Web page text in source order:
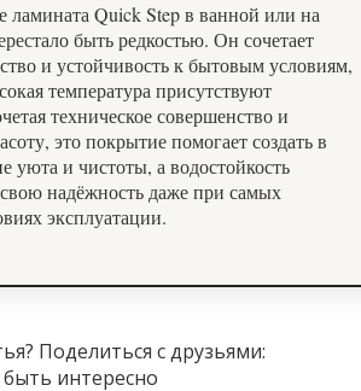
ламината Quick Step в ванной или на
быть редкостью. Он сочетает
и устойчивость к бытовым условиям,
температура присутствуют
техническое совершенство и
это покрытие помогает создать в
уюта и чистоты, а водостойкость
надёжность даже при самых
эксплуатации.
Поделиться с друзьями:
интересно